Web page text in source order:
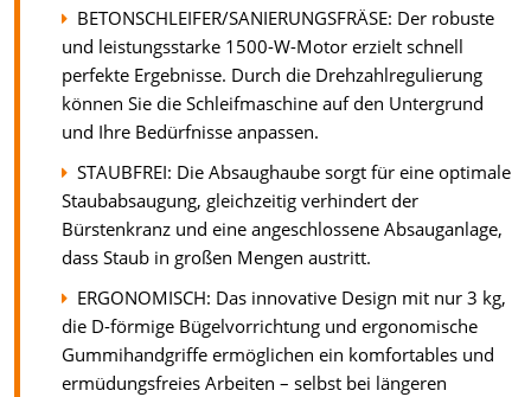
BETONSCHLEIFER/SANIERUNGSFRÄSE: Der robuste
und leistungsstarke 1500-W-Motor erzielt schnell
perfekte Ergebnisse. Durch die Drehzahlregulierung
können Sie die Schleifmaschine auf den Untergrund
und Ihre Bedürfnisse anpassen.
STAUBFREI: Die Absaughaube sorgt für eine optimale
Staubabsaugung, gleichzeitig verhindert der
Bürstenkranz und eine angeschlossene Absauganlage,
dass Staub in großen Mengen austritt.
ERGONOMISCH: Das innovative Design mit nur 3 kg,
die D-förmige Bügelvorrichtung und ergonomische
Gummihandgriffe ermöglichen ein komfortables und
ermüdungsfreies Arbeiten – selbst bei längeren